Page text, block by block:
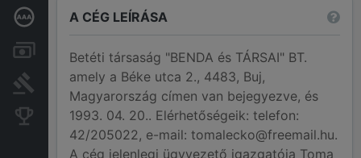
Mélyreható hitelminősítés
Számlák és zárolások
Bírósági eljárások
Konkurens cégek
A CÉG LEÍRÁSA
Betéti társaság "BENDA és TÁRSAI" BT.
amely a Béke utca 2., 4483, Buj,
Magyarország címen van bejegyezve, és
1993. 04. 20.. Elérhetőségeik: telefon:
42/205022, e-mail: tomalecko@freemail.hu.
A cég jelenlegi ügyvezető igazgatója Toma